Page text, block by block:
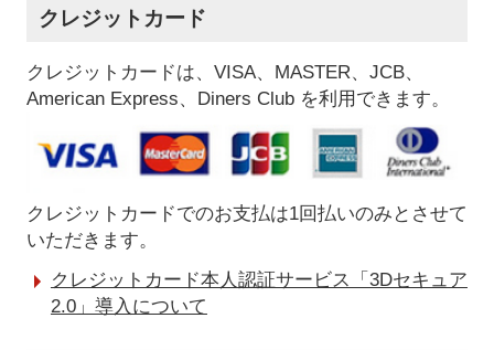
クレジットカード
クレジットカードは、VISA、MASTER、JCB、
American Express、Diners Club を利用できます。
クレジットカードでのお支払は1回払いのみとさせて
いただきます。
クレジットカード本人認証サービス「3Dセキュア
2.0」導入について